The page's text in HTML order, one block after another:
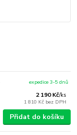
2 190 Kč/ks
1 810 Kč bez DPH
expedice 3-5 dnů
Přidat do košíku